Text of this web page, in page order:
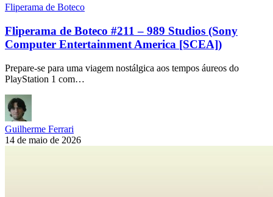
Fliperama de Boteco
Fliperama de Boteco #211 – 989 Studios (Sony
Computer Entertainment America [SCEA])
Prepare-se para uma viagem nostálgica aos tempos áureos do
PlayStation 1 com…
Guilherme Ferrari
14 de maio de 2026